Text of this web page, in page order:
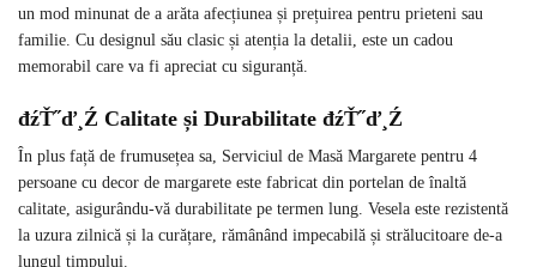
un mod minunat de a arăta afecțiunea și prețuirea pentru prieteni sau
familie. Cu designul său clasic și atenția la detalii, este un cadou
memorabil care va fi apreciat cu siguranță.
đźŤ˝ď¸Ź Calitate și Durabilitate đźŤ˝ď¸Ź
În plus față de frumusețea sa, Serviciul de Masă Margarete pentru 4
persoane cu decor de margarete este fabricat din portelan de înaltă
calitate, asigurându-vă durabilitate pe termen lung. Vesela este rezistentă
la uzura zilnică și la curățare, rămânând impecabilă și strălucitoare de-a
lungul timpului.